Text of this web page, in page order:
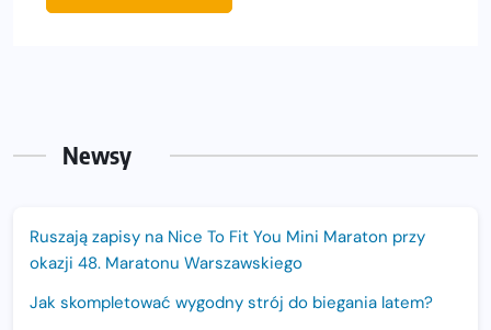
Newsy
Ruszają zapisy na Nice To Fit You Mini Maraton przy
okazji 48. Maratonu Warszawskiego
Jak skompletować wygodny strój do biegania latem?